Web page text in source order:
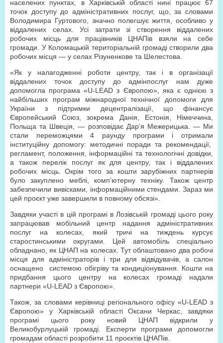
населених пунктах, в Харківській області нині працює 67
точок доступу до адміністративних послуг, що, за словами
Володимира Гуртового, значно полегшує життя, особливо у
віддалених селах. Усі затрати зі створення віддалених
робочих місць для працівників ЦНАПів взяли на себе
громади. У Коломацькій територіальній громаді створили два
робочих місця — у селах Різуненкове та Шелестова.
«Як у налагодженні роботи центру, так і в організації
віддалених точок доступу до адмінпослуг нам дуже
допомогла програма «U-LEAD з Європою», яка є однією з
найбільших програм міжнародної технічної допомоги для
України з підтримки децентралізації, що фінансує
Європейський Союз, зокрема Данія, Естонія, Німеччина,
Польща та Швеція, — розповідає Дар’я Межерицька. — Ми
стали переможцями 4 раунду програми і отримали
інституційну допомогу: методичні поради та рекомендації,
регламент, положення, інформаційні та технологічні довідки,
а також перелік послуг як для центру, так і віддалених
робочих місць. Окрім того за кошти зарубіжних партнерів
було закуплено меблі, комп’ютерну техніку. Також центр
забезпечили вивісками, інформаційними стендами. Зараз ми
цей проєкт уже завершили в повному обсязі».
Завдяки участі в цій програмі в Лозівській громаді цього року
запрацював мобільний центр надання адміністративних
послуг на колесах, який тричі на тиждень курсує
старостинськими округами. Цей автомобіль спеціально
обладнано, як ЦНАП на колесах. Тут облаштовано два робочі
місця для адміністраторів і три для відвідувачів, а салон
оснащено системою обігріву та кондиціонування. Кошти на
придбання цього центру на колесах громаді надали
партнери «U-LEAD з Європою».
Також, за словами керівниці регіонального офісу «U-LEAD з
Європою» у Харківській області Оксани Черкас, завдяки
програмі цього року новий ЦНАП відкрили у
Великобурлуцькій громаді. Експерти програми допомогли
громадам області розробити 11 проєктів ЦНАПів.